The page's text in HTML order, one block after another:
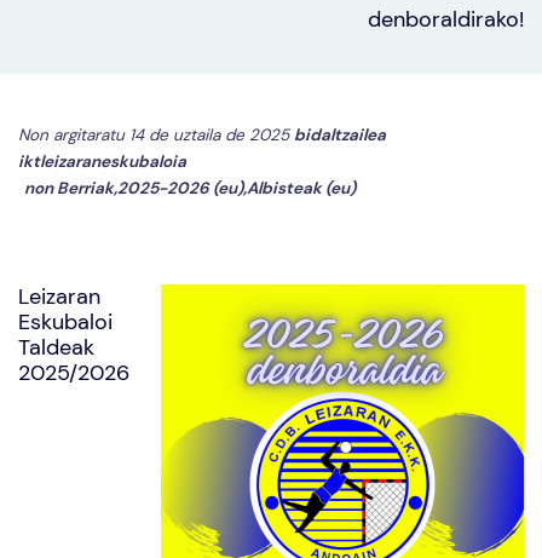
denboraldirako!
Non argitaratu 14 de uztaila de 2025 bidaltzailea
iktleizaraneskubaloia
nonBerriak,2025-2026 (eu),Albisteak (eu)
Leizaran
Eskubaloi
Taldeak
2025/2026